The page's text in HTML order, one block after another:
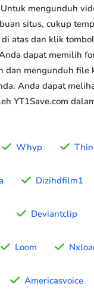
mengunduh
situs, cukup
atas dan klik
dapat memilih
dan mengunduh file
Anda dapat
YT1Save.com
Whyp
Dizihdfilm1
Deviantclip
Loom
Americasvoice